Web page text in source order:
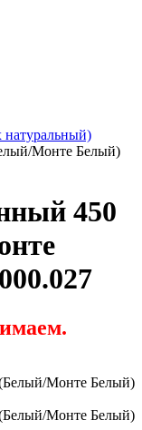
Монте Белый)
450